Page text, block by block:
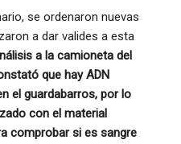
se ordenaron nuevas
a dar valides a esta
a la camioneta del
que hay ADN
el guardabarros, por lo
con el material
comprobar si es sangre